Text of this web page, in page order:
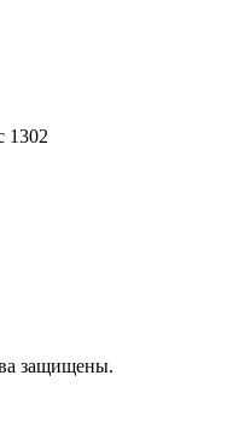
1302
защищены.